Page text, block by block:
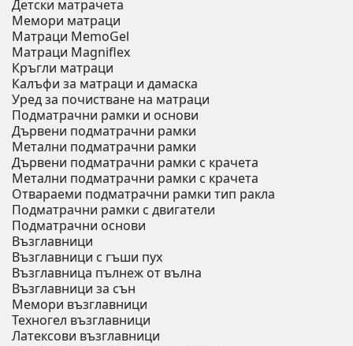
Детски матрачета
Мемори матраци
Mатраци MemoGel
Матраци Мagniflex
Кръгли матраци
Калъфи за матраци и дамаска
Уред за почистване на матраци
Подматрачни рамки и основи
Дървени подматрачни рамки
Метални подматрачни рамки
Дървени подматрачни рамки с крачета
Метални подматрачни рамки с крачета
Отвараеми подматрачни рамки тип ракла
Подматрачни рамки с двигатели
Подматрачни основи
Възглавници
Възглавници с гъши пух
Възглавница пълнеж от вълна
Възглавници за сън
Мемори възглавници
Техногел възглавници
Латексови възглавници